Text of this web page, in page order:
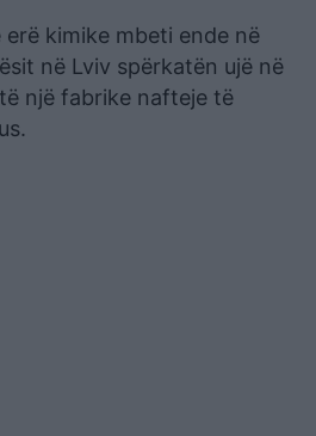
erë kimike mbeti ende në
në Lviv spërkatën ujë në
një fabrike nafteje të